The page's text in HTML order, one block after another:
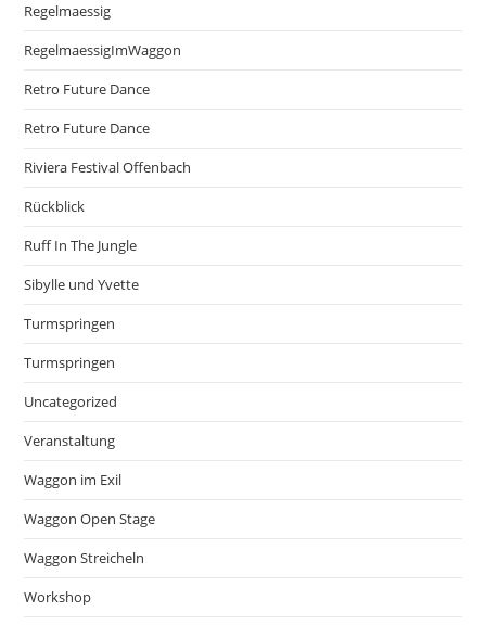
Regelmaessig
RegelmaessigImWaggon
Retro Future Dance
Retro Future Dance
Riviera Festival Offenbach
Rückblick
Ruff In The Jungle
Sibylle und Yvette
Turmspringen
Turmspringen
Uncategorized
Veranstaltung
Waggon im Exil
Waggon Open Stage
Waggon Streicheln
Workshop